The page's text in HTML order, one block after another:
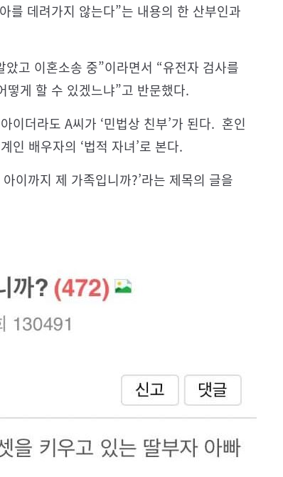
를 데려가지 않는다”는 내용의 한 산부인과
고 이혼소송 중”이라면서 “유전자 검사를
떻게 할 수 있겠느냐”고 반문했다.
이더라도 A씨가 ‘민법상 친부’가 된다. 혼인
인 배우자의 ‘법적 자녀’로 본다.
이까지 제 가족입니까?’라는 제목의 글을